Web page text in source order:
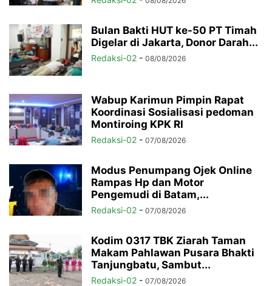
Bulan Bakti HUT ke-50 PT Timah
Digelar di Jakarta, Donor Darah...
Redaksi-02 - 08/08/2026
Wabup Karimun Pimpin Rapat
Koordinasi Sosialisasi pedoman
Montiroing KPK RI
Redaksi-02 - 07/08/2026
Modus Penumpang Ojek Online
Rampas Hp dan Motor
Pengemudi di Batam,...
Redaksi-02 - 07/08/2026
Kodim 0317 TBK Ziarah Taman
Makam Pahlawan Pusara Bhakti
Tanjungbatu, Sambut...
Redaksi-02 - 07/08/2026